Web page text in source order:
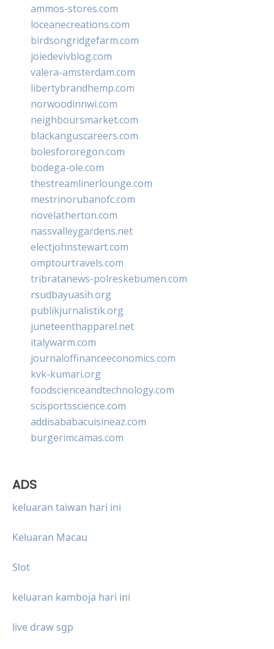
ammos-stores.com
loceanecreations.com
birdsongridgefarm.com
joiedevivblog.com
valera-amsterdam.com
libertybrandhemp.com
norwoodinnwi.com
neighboursmarket.com
blackanguscareers.com
bolesfororegon.com
bodega-ole.com
thestreamlinerlounge.com
mestrinorubanofc.com
novelatherton.com
nassvalleygardens.net
electjohnstewart.com
omptourtravels.com
tribratanews-polreskebumen.com
rsudbayuasih.org
publikjurnalistik.org
juneteenthapparel.net
italywarm.com
journaloffinanceeconomics.com
kvk-kumari.org
foodscienceandtechnology.com
scisportsscience.com
addisababacuisineaz.com
burgerimcamas.com
ADS
keluaran taiwan hari ini
Keluaran Macau
Slot
keluaran kamboja hari ini
live draw sgp